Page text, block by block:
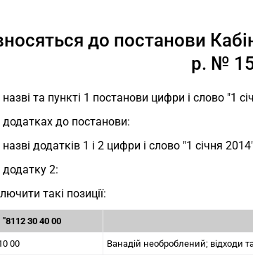
до постанови
р. №
назві та пункті 1 постанови цифри і слово "1
додатках до постанови:
назві додатків 1 і 2 цифри і слово "1 січня
додатку 2:
такі позиції:
"8112 30 40 00
00 Ванадій необроблений; відходи